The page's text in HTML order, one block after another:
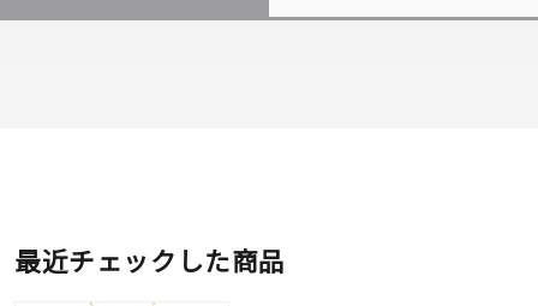
最近チェックした商品